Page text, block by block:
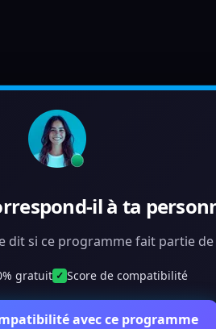
il à ta
dit si ce programme fait partie
gratuit ✓ Score de compatibilité
avec ce programme